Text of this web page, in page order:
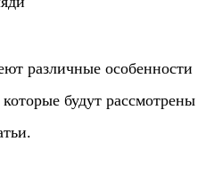
различные особенности
будут рассмотрены